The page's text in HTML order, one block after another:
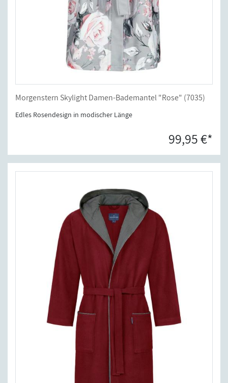
Morgenstern Skylight Damen-Bademantel "Rose" (7035)
Edles Rosendesign in modischer Länge
99,95 €*